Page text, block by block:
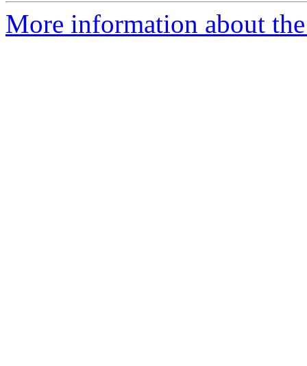
More information about